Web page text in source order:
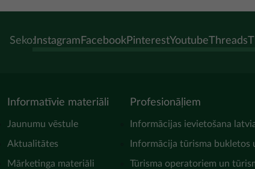
Seko:Instagram FacebookPinterestYoutubeThreads
Informatīvie materiāli
Jaunumu vēstule
Aktualitātes
Mārketinga materiāli
Profesionāļiem
Informācijas ievietošana
Informācija tūrisma bukletos
Tūrisma operatoriem un